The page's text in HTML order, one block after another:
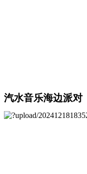
汽水音乐海边派对